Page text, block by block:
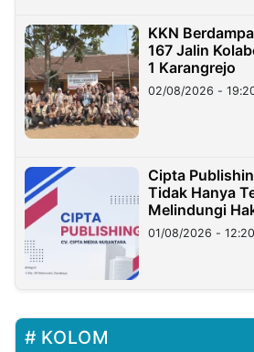
KKN
167 Jalin
1 Karangrejo
02/08/2026 -
Cipta
Tidak Hanya
Melindungi
01/08/2026 - 12:20
KOLOM